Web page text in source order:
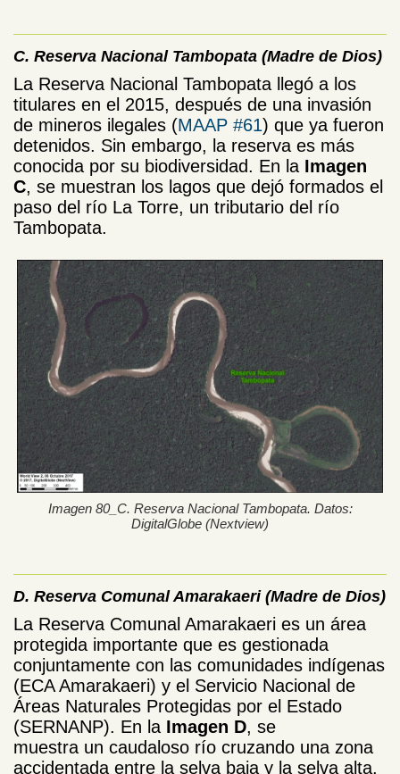
C. Reserva Nacional Tambopata (Madre de Dios)
La Reserva Nacional Tambopata llegó a los
titulares en el 2015, después de una invasión
de mineros ilegales (MAAP #61) que ya fueron
detenidos. Sin embargo, la reserva es más
conocida por su biodiversidad. En la Imagen
C, se muestran los lagos que dejó formados el
paso del río La Torre, un tributario del río
Tambopata.
Imagen 80_C. Reserva Nacional Tambopata. Datos:
DigitalGlobe (Nextview)
D. Reserva Comunal Amarakaeri (Madre de Dios)
La Reserva Comunal Amarakaeri es un área
protegida importante que es gestionada
conjuntamente con las comunidades indígenas
(ECA Amarakaeri) y el Servicio Nacional de
Áreas Naturales Protegidas por el Estado
(SERNANP). En la Imagen D, se
muestra un caudaloso río cruzando una zona
accidentada entre la selva baja y la selva alta,